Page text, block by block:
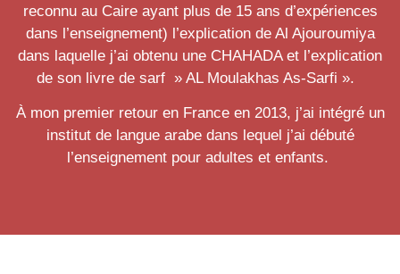
reconnu au Caire ayant plus de 15 ans d’expériences
dans l’enseignement) l’explication de Al Ajouroumiya
dans laquelle j’ai obtenu une CHAHADA et l’explication
de son livre de sarf » AL Moulakhas As-Sarfi ».
À mon premier retour en France en 2013, j’ai intégré un
institut de langue arabe dans lequel j’ai débuté
l’enseignement pour adultes et enfants.